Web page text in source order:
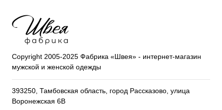
Copyright 2005-2025 Фабрика «Швея» - интернет-магазин
мужской и женской одежды
393250, Тамбовская область, город Рассказово, улица
Воронежская 6В